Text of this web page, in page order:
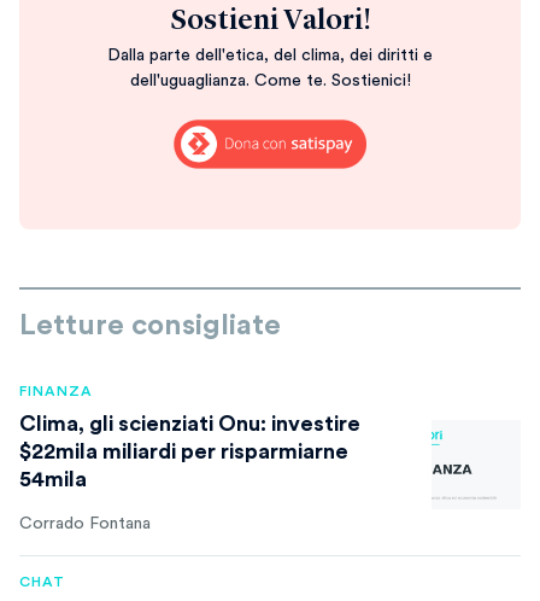
Sostieni Valori!
Dalla parte dell'etica, del clima, dei diritti e
dell'uguaglianza. Come te. Sostienici!
Letture consigliate
FINANZA
Clima, gli scienziati Onu: investire
$22mila miliardi per risparmiarne
54mila
Corrado Fontana
CHAT